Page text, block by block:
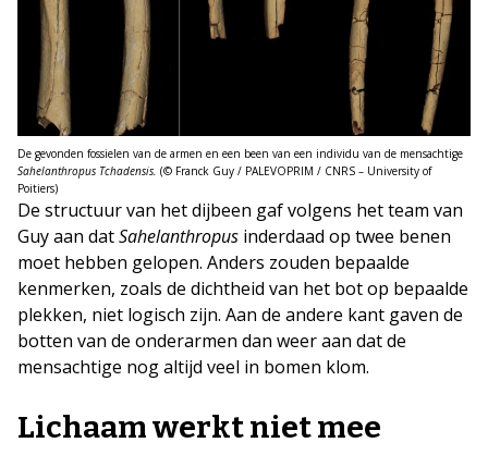
De gevonden fossielen van de armen en een been van een individu van de mensachtige
Sahelanthropus Tchadensis. (© Franck Guy / PALEVOPRIM / CNRS – University of
Poitiers)
De structuur van het dijbeen gaf volgens het team van
Guy aan datSahelanthropus inderdaad op twee benen
moet hebben gelopen. Anders zouden bepaalde
kenmerken, zoals de dichtheid van het bot op bepaalde
plekken, niet logisch zijn. Aan de andere kant gaven de
botten van de onderarmen dan weer aan dat de
mensachtige nog altijd veel in bomen klom.
Lichaam werkt niet mee